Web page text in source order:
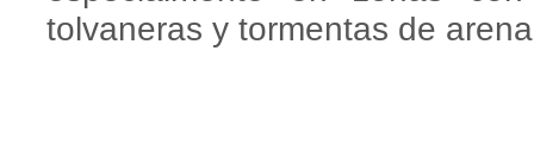
tolvaneras y tormentas de